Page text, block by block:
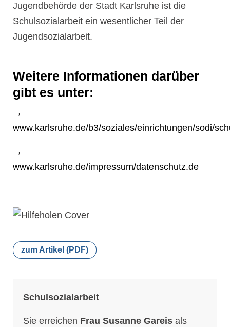
Jugendbehörde der Stadt Karlsruhe ist die
Schulsozialarbeit ein wesentlicher Teil der
Jugendsozialarbeit.
Weitere Informationen darüber
gibt es unter:
→
www.karlsruhe.de/b3/soziales/einrichtungen/sodi/
→
www.karlsruhe.de/impressum/datenschutz.de
zum Artikel (PDF)
Schulsozialarbeit
Sie erreichen Frau Susanne Gareis als